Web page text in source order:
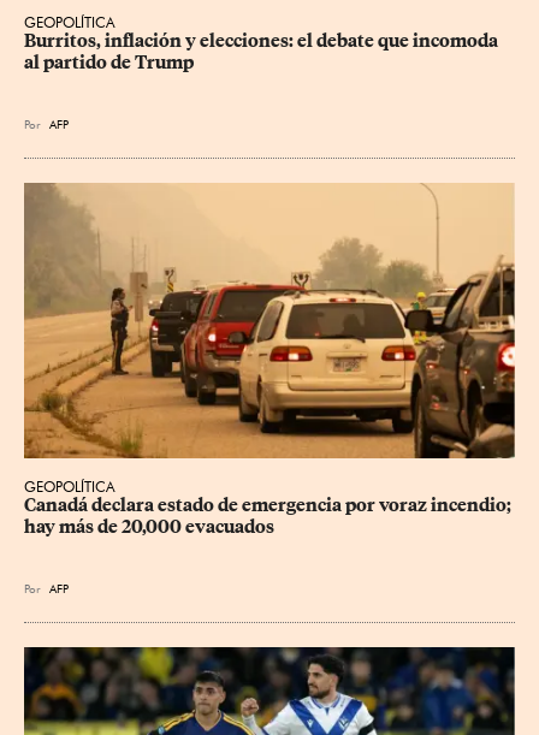
GEOPOLÍTICA
Burritos, inflación y elecciones: el debate que incomoda
al partido de Trump
Por AFP
GEOPOLÍTICA
Canadá declara estado de emergencia por voraz incendio;
hay más de 20,000 evacuados
Por AFP